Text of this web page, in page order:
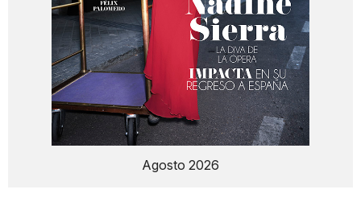
Agosto 2026